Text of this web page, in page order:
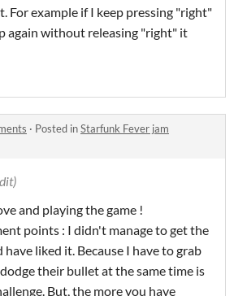
For example if I keep pressing "right"
again without releasing "right" it
· Posted inStarfunk Fever jam
and playing the game !
points : I didn't manage to get the
liked it. Because I have to grab
their bullet at the same time is
But, the more you have